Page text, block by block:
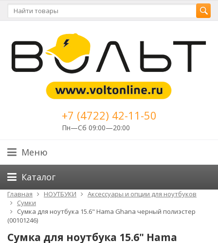
+7 (4722) 42-11-50
Пн—Сб 09:00—20:00
Меню
Каталог
Главная НОУТБУКИ
Аксессуары и опции для ноутбуков
Сумки
Сумка для ноутбука 15.6" Hama Ghana черный полиэстер
(00101246)
Сумка для ноутбука 15.6" Hama